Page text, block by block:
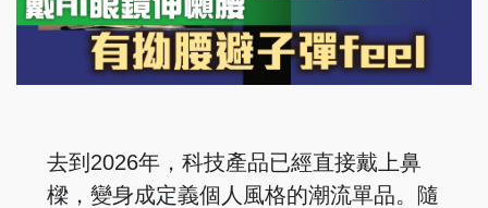
去到2026年，科技產品已經直接戴上鼻
樑，變身成定義個人風格的潮流單品。隨